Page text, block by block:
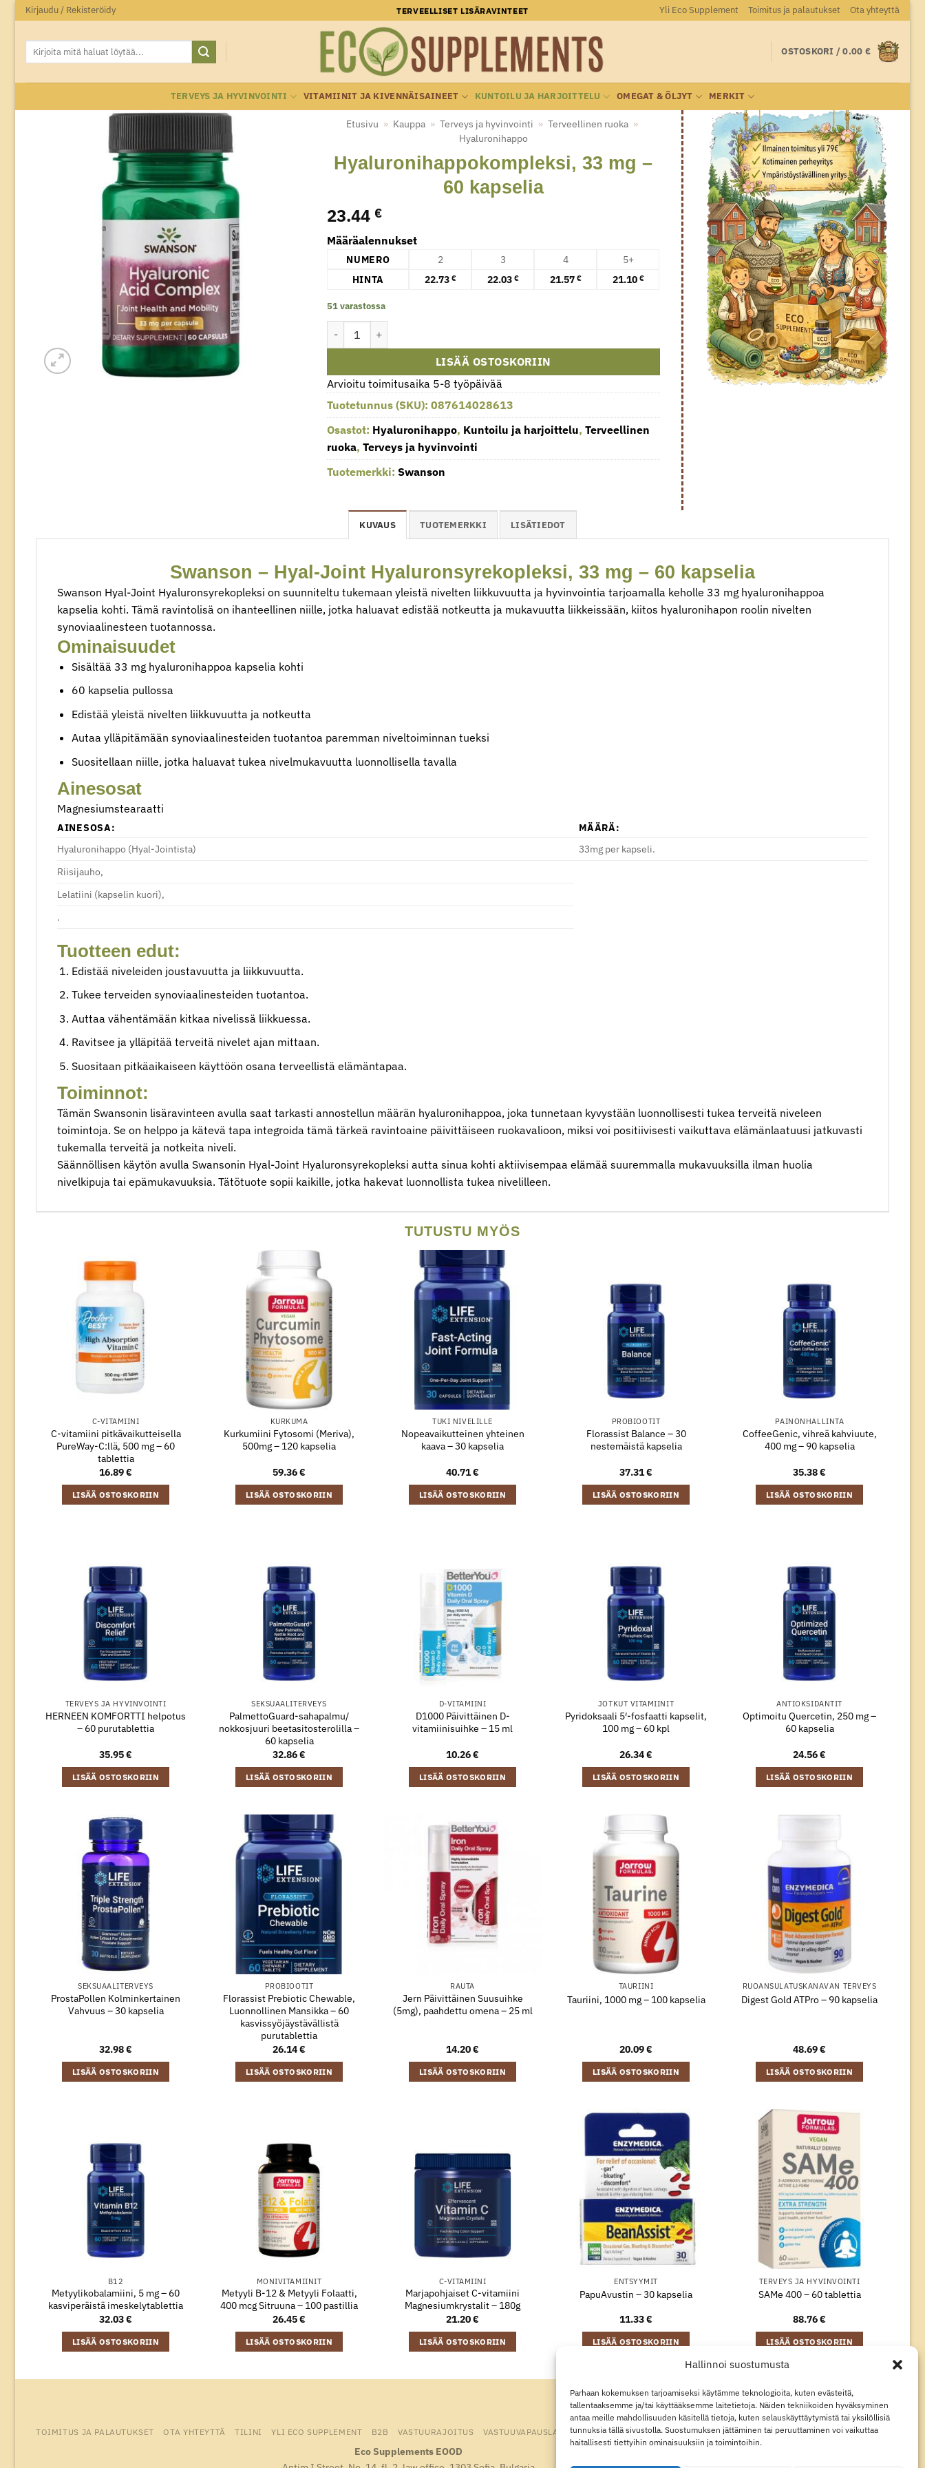
Hallinnoi suostumusta
Parhaan kokemuksen tarjoamiseksi käytämme teknologioita, kuten evästeitä,
tallentaaksemme ja/tai käyttääksemme laitetietoja. Näiden tekniikoiden hyväksyminen
antaa meille mahdollisuuden käsitellä tietoja, kuten selauskäyttäytymistä tai yksilöllisiä
tunnuksia tällä sivustolla. Suostumuksen jättäminen tai peruuttaminen voi vaikuttaa
haitallisesti tiettyihin ominaisuuksiin ja toimintoihin.
Skip
to
content
Kirjaudu / Rekisteröidy TERVEELLISET LISÄRAVINTEET Yli Eco Supplement Toimitus ja palautukset Ota yhteyttä
Etsi: OSTOSKORI /0.00 €
TERVEYS JA HYVINVOINTI VITAMIINIT JA KIVENNÄISAINEET KUNTOILU JA HARJOITTELU OMEGAT & ÖLJYT MERKIT
Etusivu » Kauppa » Terveys ja hyvinvointi » Terveellinen ruoka »
Hyaluronihappo
Hyaluronihappokompleksi, 33 mg –
60 kapselia
23.44 €
Määräalennukset
NUMERO 2 3 4
5+
HINTA
22.73 € 22.03 € 21.57 € 21.10 €
51 varastossa
LISÄÄ OSTOSKORIIN
Arvioitu toimitusaika 5-8 työpäivää
Tuotetunnus (SKU):087614028613
Osastot: Hyaluronihappo, Kuntoilu ja harjoittelu,Terveellinen
ruoka,Terveys ja hyvinvointi
Tuotemerkki:Swanson
KUVAUS TUOTEMERKKI LISÄTIEDOT
Swanson – Hyal-Joint Hyaluronsyrekopleksi, 33 mg – 60 kapselia
Swanson Hyal-Joint Hyaluronsyrekopleksi on suunniteltu tukemaan yleistä nivelten liikkuvuutta ja hyvinvointia tarjoamalla keholle 33 mg hyaluronihappoa
kapselia kohti. Tämä ravintolisä on ihanteellinen niille, jotka haluavat edistää notkeutta ja mukavuutta liikkeissään, kiitos hyaluronihapon roolin nivelten
synoviaalinesteen tuotannossa.
Ominaisuudet
Sisältää 33 mg hyaluronihappoa kapselia kohti
60 kapselia pullossa
Edistää yleistä nivelten liikkuvuutta ja notkeutta
Autaa ylläpitämään synoviaalinesteiden tuotantoa paremman niveltoiminnan tueksi
Suositellaan niille, jotka haluavat tukea nivelmukavuutta luonnollisella tavalla
Ainesosat
Magnesiumstearaatti
AINESOSA:
MÄÄRÄ:
Hyaluronihappo (Hyal-Jointista)
33mg per kapseli.
Riisijauho,
Lelatiini (kapselin kuori),
.
Tuotteen edut:
Edistää niveleiden joustavuutta ja liikkuvuutta.
Tukee terveiden synoviaalinesteiden tuotantoa.
Auttaa vähentämään kitkaa nivelissä liikkuessa.
Ravitsee ja ylläpitää terveitä nivelet ajan mittaan.
Suositaan pitkäaikaiseen käyttöön osana terveellistä elämäntapaa.
Toiminnot:
Tämän Swansonin lisäravinteen avulla saat tarkasti annostellun määrän hyaluronihappoa, joka tunnetaan kyvystään luonnollisesti tukea terveitä niveleen
toimintoja. Se on helppo ja kätevä tapa integroida tämä tärkeä ravintoaine päivittäiseen ruokavalioon, miksi voi positiivisesti vaikuttava elämänlaatuusi jatkuvasti
tukemalla terveitä ja notkeita niveli.
Säännöllisen käytön avulla Swansonin Hyal-Joint Hyaluronsyrekopleksi autta sinua kohti aktiivisempaa elämää suuremmalla mukavuuksilla ilman huolia
nivelkipuja tai epämukavuuksia. Tätötuote sopii kaikille, jotka hakevat luonnollista tukea nivelilleen.
TUTUSTU MYÖS
C-VITAMIINI
C-vitamiini pitkävaikutteisella
PureWay-C:llä, 500 mg – 60
tablettia
16.89€
LISÄÄ OSTOSKORIIN
KURKUMA
Kurkumiini Fytosomi (Meriva),
500mg – 120 kapselia
59.36€
LISÄÄ OSTOSKORIIN
TUKI NIVELILLE
Nopeavaikutteinen yhteinen
kaava – 30 kapselia
40.71€
LISÄÄ OSTOSKORIIN
PROBIOOTIT
Florassist Balance – 30
nestemäistä kapselia
37.31€
LISÄÄ OSTOSKORIIN
PAINONHALLINTA
CoffeeGenic, vihreä kahviuute,
400 mg – 90 kapselia
35.38€
LISÄÄ OSTOSKORIIN
TERVEYS JA HYVINVOINTI
HERNEEN KOMFORTTI helpotus
– 60 purutablettia
35.95€
LISÄÄ OSTOSKORIIN
SEKSUAALITERVEYS
PalmettoGuard-sahapalmu/
nokkosjuuri beetasitosterolilla –
60 kapselia
32.86€
LISÄÄ OSTOSKORIIN
D-VITAMIINI
D1000 Päivittäinen D-
vitamiinisuihke – 15 ml
10.26€
LISÄÄ OSTOSKORIIN
JOTKUT VITAMIINIT
Pyridoksaali 5′-fosfaatti kapselit,
100 mg – 60 kpl
26.34€
LISÄÄ OSTOSKORIIN
ANTIOKSIDANTIT
Optimoitu Quercetin, 250 mg –
60 kapselia
24.56€
LISÄÄ OSTOSKORIIN
SEKSUAALITERVEYS
ProstaPollen Kolminkertainen
Vahvuus – 30 kapselia
32.98€
LISÄÄ OSTOSKORIIN
PROBIOOTIT
Florassist Prebiotic Chewable,
Luonnollinen Mansikka – 60
kasvissyöjäystävällistä
purutablettia
26.14€
LISÄÄ OSTOSKORIIN
RAUTA
Jern Päivittäinen Suusuihke
(5mg), paahdettu omena – 25 ml
14.20€
LISÄÄ OSTOSKORIIN
TAURIINI
Tauriini, 1000 mg – 100 kapselia
20.09€
LISÄÄ OSTOSKORIIN
RUOANSULATUSKANAVAN TERVEYS
Digest Gold ATPro – 90 kapselia
48.69€
LISÄÄ OSTOSKORIIN
B12
Metyylikobalamiini, 5 mg – 60
kasviperäistä imeskelytablettia
32.03€
LISÄÄ OSTOSKORIIN
MONIVITAMIINIT
Metyyli B-12 & Metyyli Folaatti,
400 mcg Sitruuna – 100 pastillia
26.45€
LISÄÄ OSTOSKORIIN
C-VITAMIINI
Marjapohjaiset C-vitamiini
Magnesiumkrystalit – 180g
21.20€
LISÄÄ OSTOSKORIIN
ENTSYYMIT
PapuAvustin – 30 kapselia
11.33€
LISÄÄ OSTOSKORIIN
TERVEYS JA HYVINVOINTI
SAMe 400 – 60 tablettia
88.76€
LISÄÄ OSTOSKORIIN
Visa MasterCardKlarna
Apple
Pay
Google
Pay
TOIMITUS JA PALAUTUKSET OTA YHTEYTTÄ TILINI YLI ECO SUPPLEMENT B2B VASTUURAJOITUS VASTUUVAPAUSLAUSEKE EVÄSTEKÄYTÄNTÖ TIETOSUOJALAUSUNTO
Eco Supplements EOOD